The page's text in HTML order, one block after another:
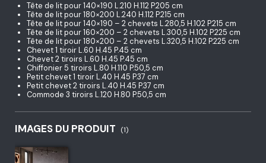
Tête de lit pour 140×190 L.210 H.112 P.205 cm
Tête de lit pour 180×200 L.240 H.112 P.215 cm
Tête de lit pour 140×190 – 2 chevets L.280,5 H.102 P.215 cm
Tête de lit pour 160×200 – 2 chevets L.300,5 H.102 P.225 cm
Tête de lit pour 180×200 – 2 chevets L.320,5 H.102 P.225 cm
Chevet 1 tiroir L.60 H.45 P.45 cm
Chevet 2 tiroirs L.60 H.45 P.45 cm
Chiffonier 5 tiroirs L.80 H.110 P.50,5 cm
Petit chevet 1 tiroir L.40 H.45 P.37 cm
Petit chevet 2 tiroirs L.40 H.45 P.37 cm
Commode 3 tiroirs L.120 H.80 P.50,5 cm
IMAGES DU PRODUIT (1)